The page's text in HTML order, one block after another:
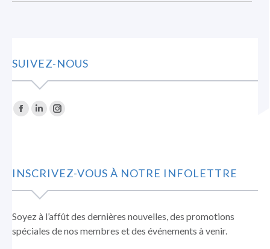
SUIVEZ-NOUS
Trouvez nous sur :
La
dans
une
fenêtre
La
dans
une
fenêtre
La
dans
une
fenêtre
INSCRIVEZ-VOUS À NOTRE INFOLETTRE
Soyez à l’affût des dernières nouvelles, des promotions
spéciales de nos membres et des événements à venir.